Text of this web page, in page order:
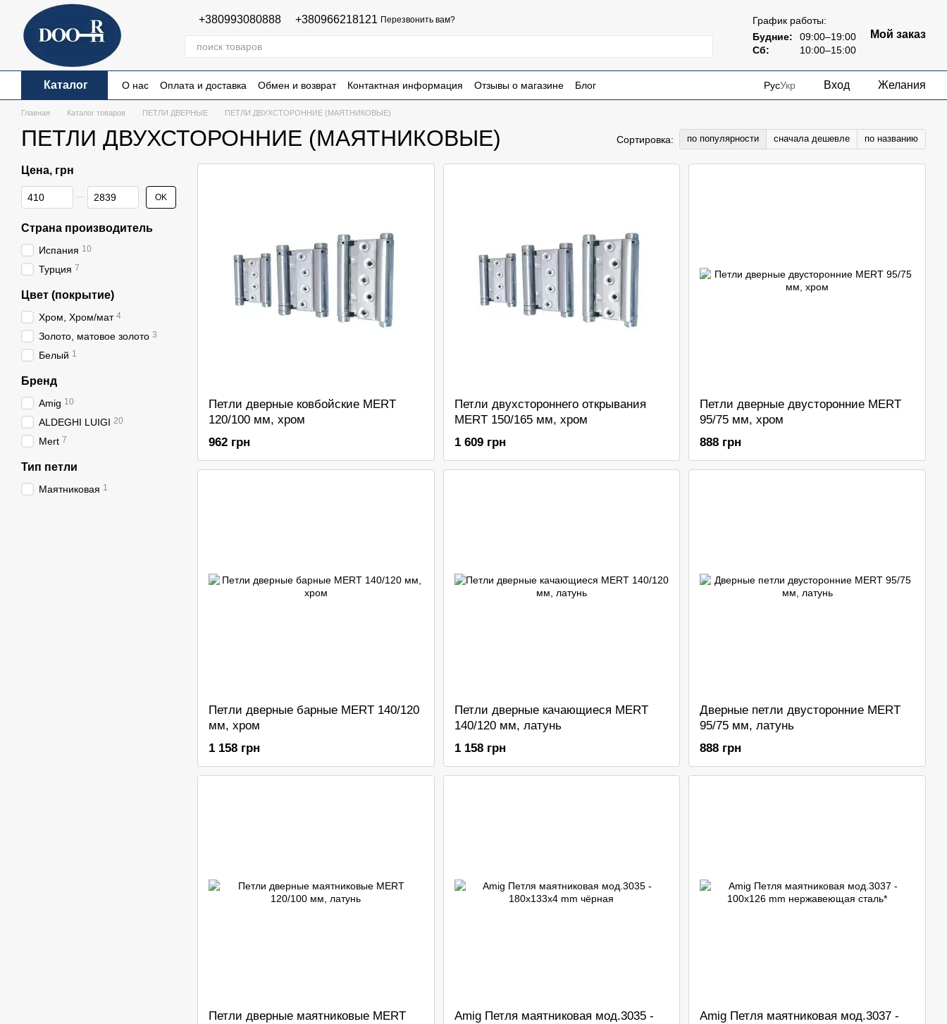
Перейти к основному контенту
+380993080888 +380966218121 Перезвонить вам?
График работы:
Будние:
09:00–19:00
Сб:
10:00–15:00
Мой заказ
Каталог О нас Оплата и доставка Обмен и возврат Контактная информация Отзывы о магазине
Блог
Пользовательское соглашение
Публичная оферта
РусУкр Вход Желания
Главная Каталог товаров ПЕТЛИ ДВЕРНЫЕ ПЕТЛИ ДВУХСТОРОННИЕ (МАЯТНИКОВЫЕ)
ПЕТЛИ ДВУХСТОРОННИЕ (МАЯТНИКОВЫЕ) Сортировка: по популярности сначала дешевле по названию
Петли дверные ковбойские MERT
120/100 мм, хром
962 грн
Петли двухстороннего открывания
MERT 150/165 мм, хром
1 609 грн
Петли дверные двусторонние MERT
95/75 мм, хром
888 грн
Петли дверные барные MERT 140/120
мм, хром
1 158 грн
Петли дверные качающиеся MERT
140/120 мм, латунь
1 158 грн
Дверные петли двусторонние MERT
95/75 мм, латунь
888 грн
Петли дверные маятниковые MERT
Amig Петля маятниковая мод.3035 -
Amig Петля маятниковая мод.3037 -
Цена, грн
От Цена, грн
До Цена, грн OK
Страна производитель
Испания 10
Турция 7
Цвет (покрытие)
Хром, Хром/мат 4
Золото, матовое золото 3
Белый 1
Бренд
Amig 10
ALDEGHI LUIGI 20
Mert 7
Тип петли
Маятниковая 1